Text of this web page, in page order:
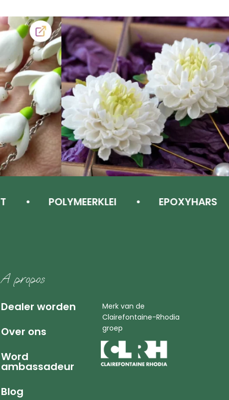
POLYMEERKLEI EPOXYHARS
A propos
Dealer worden
Over ons
Word
ambassadeur
Blog
Merk van de
Clairefontaine-Rhodia
groep